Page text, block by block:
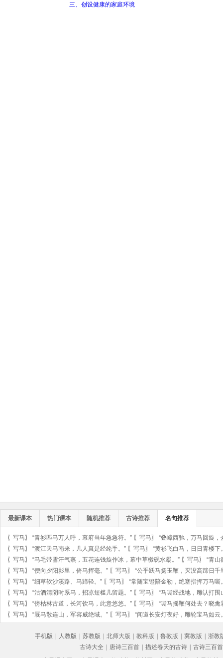
三、创设健康的家庭环境
最新课本 热门课本 随机推荐 古诗推荐 名句推荐
〖 写马〗 “青衫匹马万人呼，幕府当年急急符。” 〖 写马〗 “叠嶂西驰，万马回旋，
〖 写马〗 “渡江天马南来，几人真是经纶手。” 〖 写马〗 “黄衫飞白马，日日青楼下
〖 写马〗 “马毛带雪汗气蒸，五花连钱旋作冰，幕中草檄砚水凝。” 〖 写马〗 “青山
〖 写马〗 “便向夕阳影里，倚马挥毫。” 〖 写马〗 “公乎跃马扬玉鞭，灭没高蹄日千
〖 写马〗 “细草软沙溪路、马蹄轻。” 〖 写马〗 “常随宝镫陪金勒，绝塞指挥万马嘶
〖 写马〗 “沽酒清阴时系马，招凉短槛几留题。” 〖 写马〗 “马嘶经战地，雕认打围
〖 写马〗 “傍枯林古道，长河饮马，此意悠悠。” 〖 写马〗 “嘶马摇鞭何处去？晓禽
〖 写马〗 “厩马散连山，军容威绝域。” 〖 写马〗 “闻道长安灯夜好，雕轮宝马如云
手机版 人教版 苏教版 北师大版 教科版 鲁教版 冀教版
浙教
古诗大全
唐诗三百首 描述春天的古诗
古诗三百首